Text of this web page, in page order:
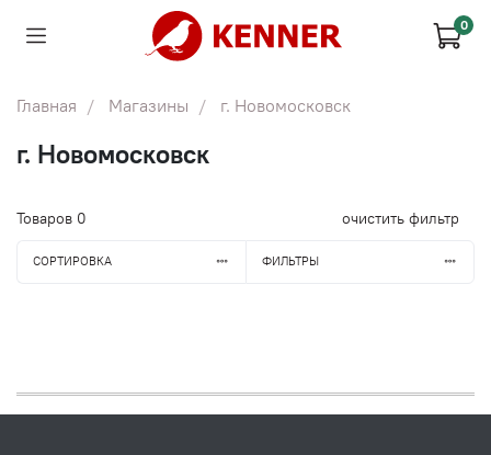
0
Главная Магазины г. Новомосковск
г. Новомосковск
Товаров 0 очистить фильтр
СОРТИРОВКА ФИЛЬТРЫ